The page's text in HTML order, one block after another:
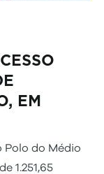
EM
do Médio
1.251,65